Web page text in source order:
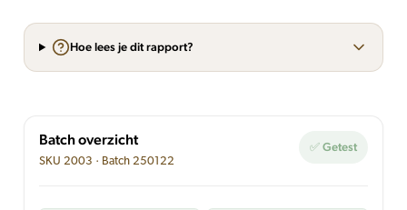
Hoe lees je dit rapport?
Batch overzicht
SKU 2003 · Batch 250122
✅ Getest